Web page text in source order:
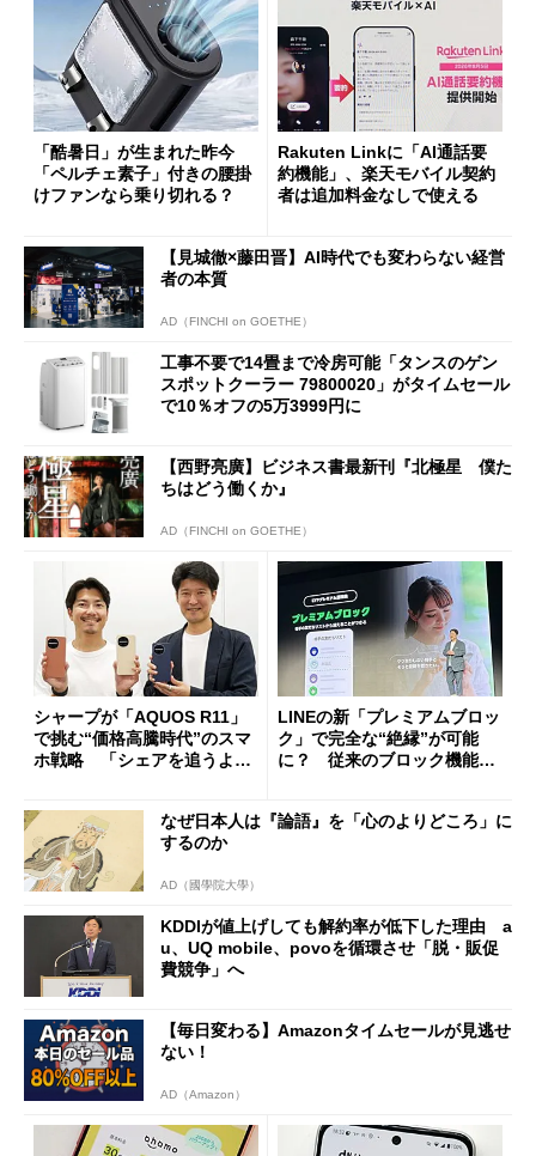
「酷暑日」が生まれた昨今
「ペルチェ素子」付きの腰掛
けファンなら乗り切れる？
Rakuten Linkに「AI通話要
約機能」、楽天モバイル契約
者は追加料金なしで使える
【見城徹×藤田晋】AI時代でも変わらない経営
者の本質
AD（FINCHI on GOETHE）
工事不要で14畳まで冷房可能「タンスのゲン
スポットクーラー 79800020」がタイムセール
で10％オフの5万3999円に
【西野亮廣】ビジネス書最新刊『北極星 僕た
ちはどう働くか』
AD（FINCHI on GOETHE）
シャープが「AQUOS R11」
で挑む“価格高騰時代”のスマ
ホ戦略 「シェアを追うより
LINEの新「プレミアムブロッ
ク」で完全な“絶縁”が可能
に？ 従来のブロック機能と
なぜ日本人は『論語』を「心のよりどころ」に
するのか
AD（國學院大學）
KDDIが値上げしても解約率が低下した理由 a
u、UQ mobile、povoを循環させ「脱・販促
費競争」へ
【毎日変わる】Amazonタイムセールが見逃せ
ない！
AD（Amazon）